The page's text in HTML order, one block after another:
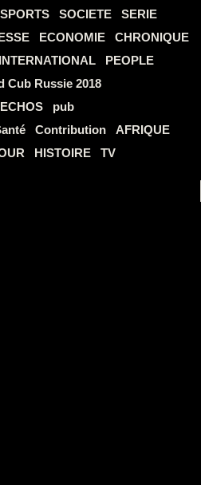
SPORTS SOCIETE
SERIE
ECONOMIE
CHRONIQUE
INTERNATIONAL
PEOPLE
Cub Russie 2018
pub
Contribution
AFRIQUE
HISTOIRE TV